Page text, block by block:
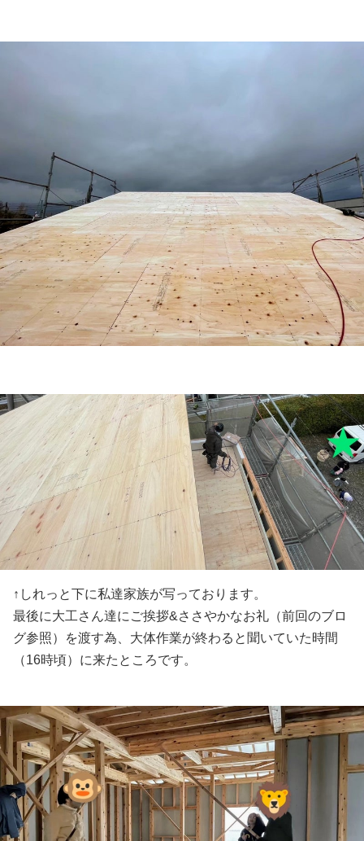
↑しれっと下に私達家族が写っております。
最後に大工さん達にご挨拶&ささやかなお礼（前回のブロ
グ参照）を渡す為、大体作業が終わると聞いていた時間
（16時頃）に来たところです。